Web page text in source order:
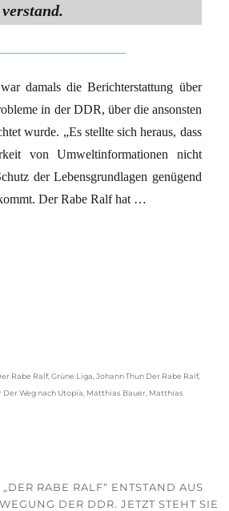
damals die Berichterstattung über
in der DDR, über die ansonsten
wurde. „Es stellte sich heraus, dass
von Umweltinformationen nicht
der Lebensgrundlagen genügend
Der Rabe Ralf hat …
Ralf“
Rabe Ralf,Grüne Liga ,Johann Thun Der Rabe Ralf,
Der Weg nach Utopia Matthias Bauer Matthias
RABE RALF“ ENTSTAND AUS
DER DDR. JETZT STEHT SIE